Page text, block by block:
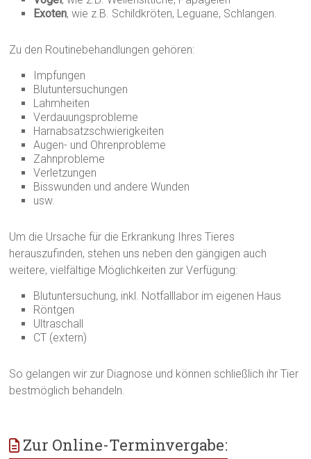
Exoten, wie z.B. Schildkröten, Leguane, Schlangen.
Zu den Routinebehandlungen gehören:
Impfungen
Blutuntersuchungen
Lahmheiten
Verdauungsprobleme
Harnabsatzschwierigkeiten
Augen- und Ohrenprobleme
Zahnprobleme
Verletzungen
Bisswunden und andere Wunden
usw.
Um die Ursache für die Erkrankung Ihres Tieres
herauszufinden, stehen uns neben den gängigen auch
weitere, vielfältige Möglichkeiten zur Verfügung:
Blutuntersuchung, inkl. Notfalllabor im eigenen Haus
Röntgen
Ultraschall
CT (extern)
So gelangen wir zur Diagnose und können schließlich ihr Tier
bestmöglich behandeln.
Zur Online-Terminvergabe: